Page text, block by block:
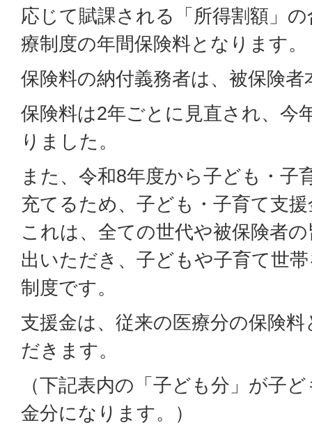
応じて賦課される「所得割額」
療制度の年間保険料となります。
保険料の納付義務者は、被保険者
保険料は2年ごとに見直され、今
りました。
また、令和8年度から子ども・子
充てるため、子ども・子育て支
これは、全ての世代や被保険者
出いただき、子どもや子育て世
制度です。
支援金は、従来の医療分の保険
だきます。
（下記表内の「子ども分」が子
金分になります。）